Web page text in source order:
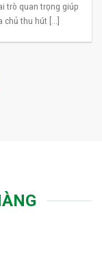
trò quan trọng giúp
chủ thu hút [...]